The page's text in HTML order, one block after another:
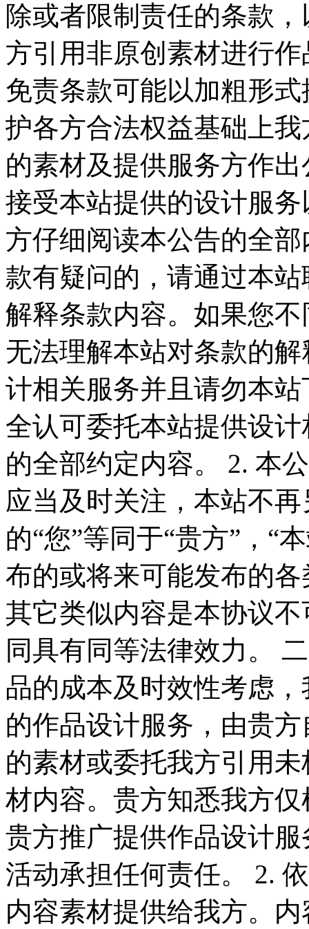
除或者限制责任的条款
方引用非原创素材进行
免责条款可能以加粗形
护各方合法权益基础上
的素材及提供服务方作
接受本站提供的设计服
方仔细阅读本公告的全
款有疑问的，请通过本
解释条款内容。如果您
无法理解本站对条款的
计相关服务并且请勿本
全认可委托本站提供设
的全部约定内容。 2. 本
应当及时关注，本站不
的“您”等同于“贵方”，“
布的或将来可能发布的
其它类似内容是本协议
同具有同等法律效力。
品的成本及时效性考虑
的作品设计服务，由贵
的素材或委托我方引用
材内容。贵方知悉我方
贵方推广提供作品设计
活动承担任何责任。 2.
内容素材提供给我方。